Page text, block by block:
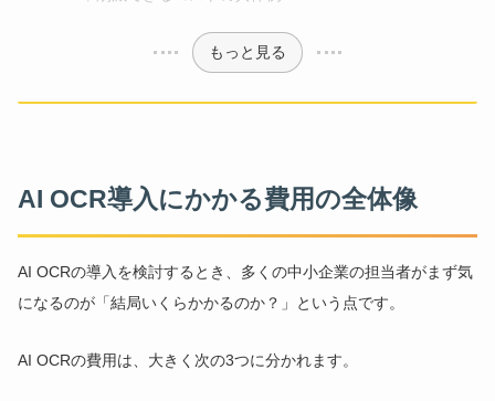
もっと見る
AI OCR導入にかかる費用の全体像
AI OCRの導入を検討するとき、多くの中小企業の担当者がまず気
になるのが「結局いくらかかるのか？」という点です。
AI OCRの費用は、大きく次の3つに分かれます。